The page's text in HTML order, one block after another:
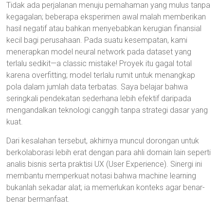
Tidak ada perjalanan menuju pemahaman yang mulus tanpa
kegagalan; beberapa eksperimen awal malah memberikan
hasil negatif atau bahkan menyebabkan kerugian finansial
kecil bagi perusahaan. Pada suatu kesempatan, kami
menerapkan model neural network pada dataset yang
terlalu sedikit—a classic mistake! Proyek itu gagal total
karena overfitting; model terlalu rumit untuk menangkap
pola dalam jumlah data terbatas. Saya belajar bahwa
seringkali pendekatan sederhana lebih efektif daripada
mengandalkan teknologi canggih tanpa strategi dasar yang
kuat.
Dari kesalahan tersebut, akhirnya muncul dorongan untuk
berkolaborasi lebih erat dengan para ahli domain lain seperti
analis bisnis serta praktisi UX (User Experience). Sinergi ini
membantu memperkuat notasi bahwa machine learning
bukanlah sekadar alat; ia memerlukan konteks agar benar-
benar bermanfaat.